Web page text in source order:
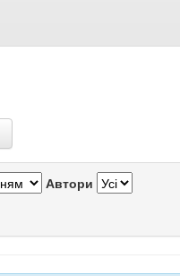
Автори